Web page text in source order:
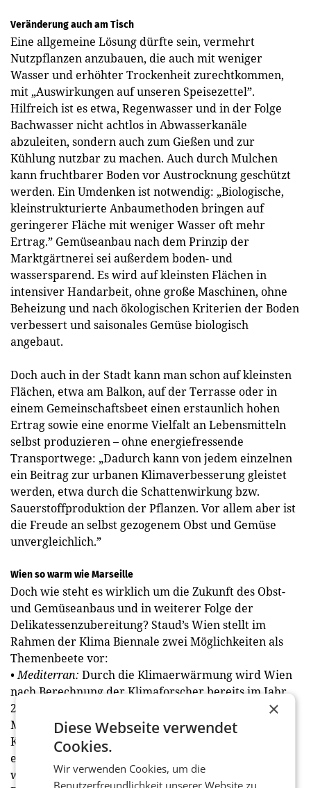
Veränderung auch am Tisch
Eine allgemeine Lösung dürfte sein, vermehrt
Nutzpflanzen anzubauen, die auch mit weniger
Wasser und erhöhter Trockenheit zurechtkommen,
mit „Auswirkungen auf unseren Speisezettel”.
Hilfreich ist es etwa, Regenwasser und in der Folge
Bachwasser nicht achtlos in Abwasserkanäle
abzuleiten, sondern auch zum Gießen und zur
Kühlung nutzbar zu machen. Auch durch Mulchen
kann fruchtbarer Boden vor Austrocknung geschützt
werden. Ein Umdenken ist notwendig: „Biologische,
kleinstrukturierte Anbaumethoden bringen auf
geringerer Fläche mit weniger Wasser oft mehr
Ertrag.” Gemüseanbau nach dem Prinzip der
Marktgärtnerei sei außerdem boden- und
wassersparend. Es wird auf kleinsten Flächen in
intensiver Handarbeit, ohne große Maschinen, ohne
Beheizung und nach ökologischen Kriterien der Boden
verbessert und saisonales Gemüse biologisch
angebaut.
Doch auch in der Stadt kann man schon auf kleinsten
Flächen, etwa am Balkon, auf der Terrasse oder in
einem Gemeinschaftsbeet einen erstaunlich hohen
Ertrag sowie eine enorme Vielfalt an Lebensmitteln
selbst produzieren – ohne energie­fressende
Transportwege: „Dadurch kann von jedem einzelnen
ein Beitrag zur urbanen Klimaverbesserung gleistet
werden, etwa durch die Schattenwirkung bzw.
Sauerstoffproduktion der Pflanzen. Vor allem aber ist
die Freude an selbst gezogenem Obst und Gemüse
unvergleichlich.”
Wien so warm wie Marseille
Doch wie steht es wirklich um die Zukunft des Obst-
und Gemüseanbaus und in weiterer Folge der
Delikatessenzubereitung? Staud’s Wien stellt im
Rahmen der Klima Biennale zwei Möglichkeiten als
Themenbeete vor:
• Mediterran: Durch die Klimaerwärmung wird Wien
nach Berechnung der Klimaforscher bereits im Jahr
2050 das Klima der französischen Mittelmeerstadt
Marseille erreicht haben. Frost und ausgedehnte
Kälte­perioden werden uns im Winter dennoch nicht
erspart bleiben. Es müssen Pflanzen angebaut
werden, die eine höhere Trockenheit vertragen:
×
Diese Webseite verwendet
Cookies.
Wir verwenden Cookies, um die
Benutzerfreundlichkeit unserer Website zu